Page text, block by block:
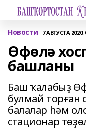
Новости 7 АВГУСТА 2020,
Өфөлә
башланы
Баш ҡалабыҙ
булмай торған
балалар һәм
стационар